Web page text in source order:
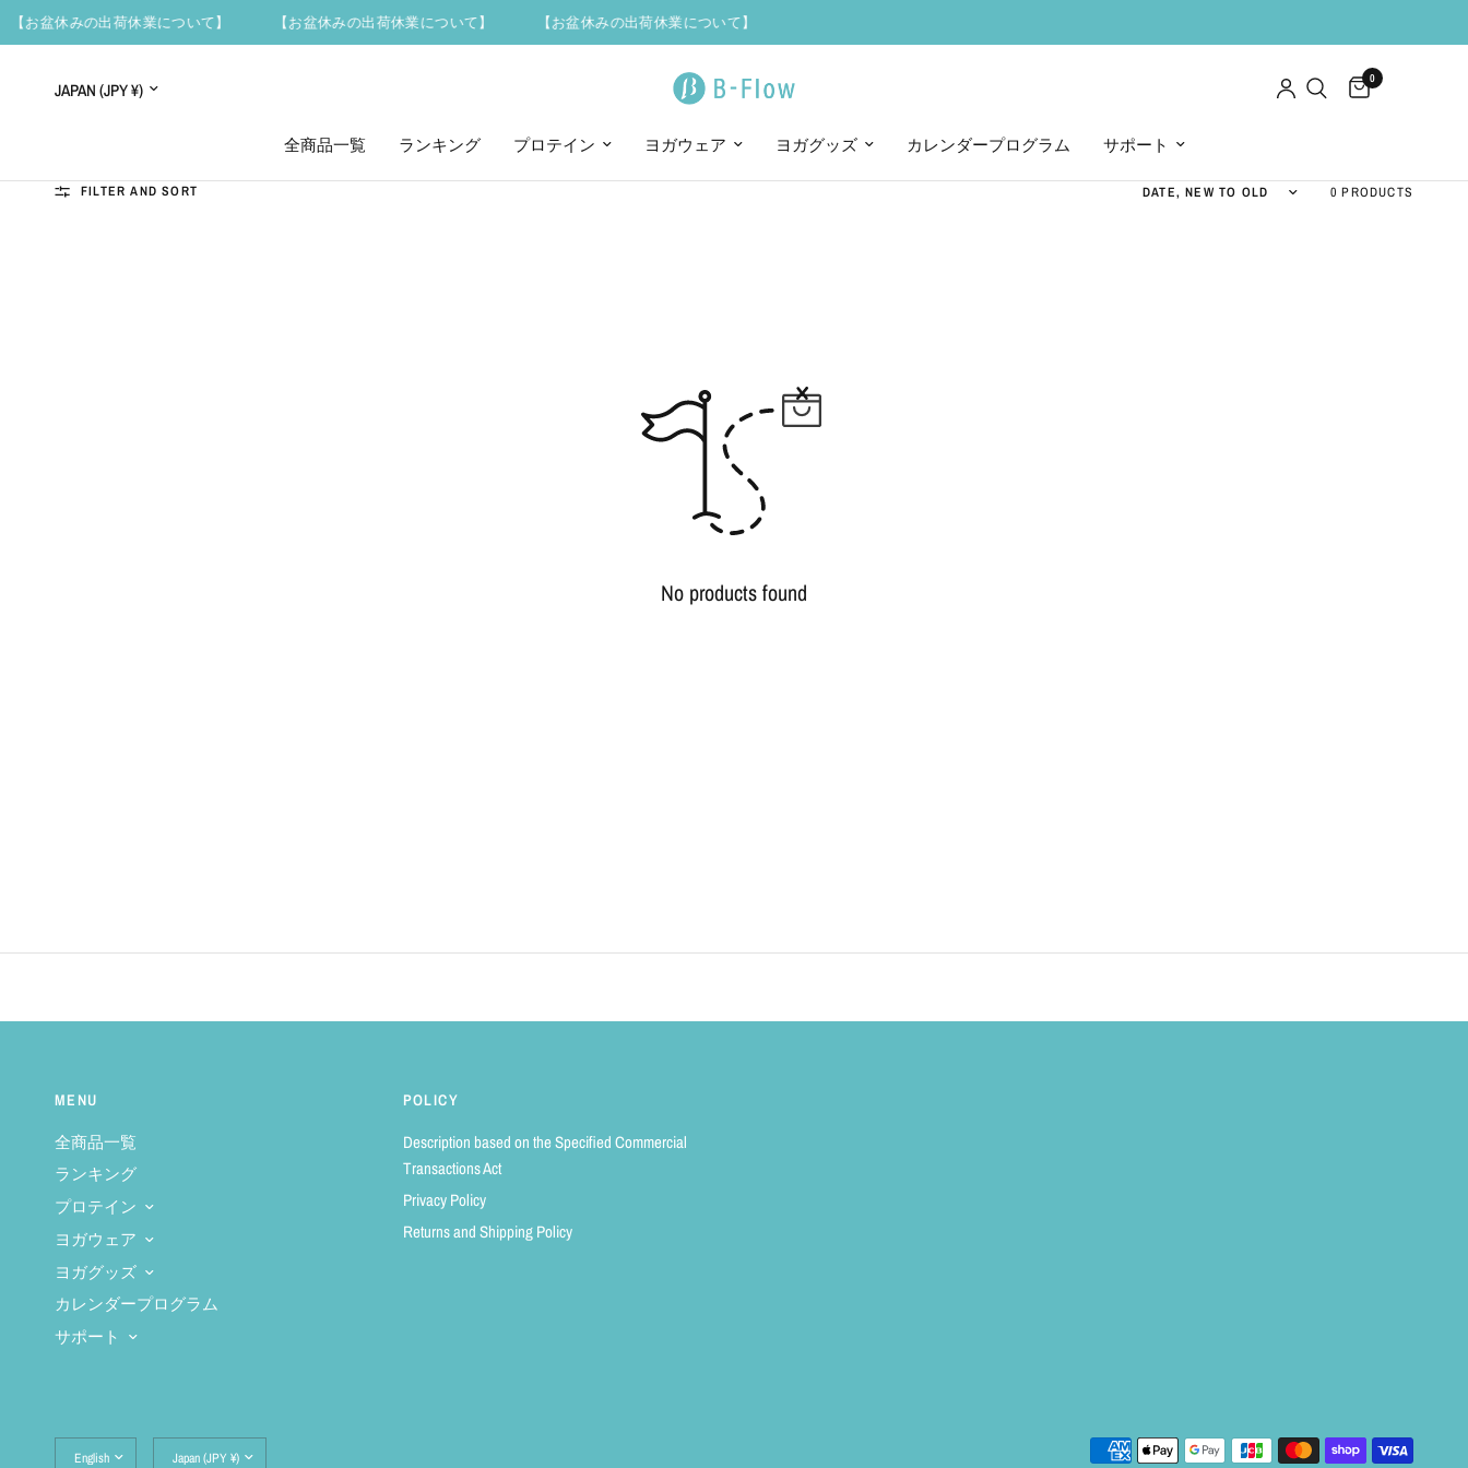
【お盆休みの出荷休業について】 【お盆休みの出荷休業について】 【お盆休みの出荷休業について】
Update
country/region
0
全商品一覧 ランキング プロテイン ヨガウェア ヨガグッズ カレンダープログラム サポート
FILTER AND SORT Sort by 0 PRODUCTS
No products found
MENU
全商品一覧
ランキング
プロテイン
ヨガウェア
ヨガグッズ
カレンダープログラム
サポート
POLICY
Description based on the Specified Commercial
Transactions Act
Privacy Policy
Returns and Shipping Policy